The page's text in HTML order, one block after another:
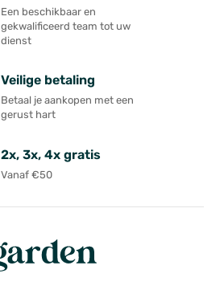
Een beschikbaar en
gekwalificeerd team tot uw
dienst
Veilige betaling
Betaal je aankopen met een
gerust hart
2x, 3x, 4x gratis
Vanaf €50